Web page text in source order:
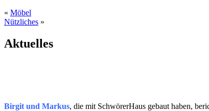
« Möbel
Nützliches »
Aktuelles
Birgit und Markus, die mit SchwörerHaus gebaut haben,